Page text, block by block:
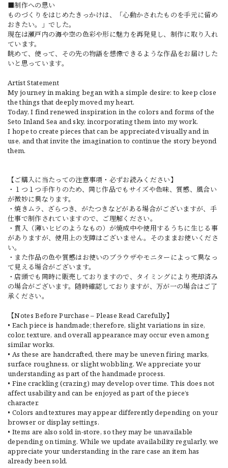
■制作への思い
ものづくりをはじめたきっかけは、「心動かされたものを手元に留め
おきたい。」でした。
現在は瀬戸内の海や空の色彩や形に魅力を再発見し、制作に取り入れ
ています。
眺めて、使って、その先の物語を想像できるような作品をお届けした
いと思っています。
Artist Statement
My journey in making began with a simple desire: to keep close
the things that deeply moved my heart.
Today, I find renewed inspiration in the colors and forms of the
Seto Inland Sea and sky, incorporating them into my work.
I hope to create pieces that can be appreciated visually and in
use, and that invite the imagination to continue the story beyond
them.
【ご購入に当たっての注意事項・必ずお読みください】
・１つ１つ手作りのため、同じ作品でもサイズや色味、質感、風合い
が微妙に異なります。
・焼きムラ、ざらつき、がたつきなどがある場合がございますが、手
仕事で制作されていますので、ご理解ください。
・貫入（薄いヒビのようなもの）が焼成中や使用するうちに生じる事
がありますが、使用上の支障はございません。そのままお使いくださ
い。
・また作品の色や質感はお使いのブラウザやモニターによって異なっ
て見える場合がございます。
・店頭でも同時に販売しておりますので、タイミングにより売却済み
の場合がございます。随時確認しておりますが、万が一の場合はご了
承ください。
【Notes Before Purchase – Please Read Carefully】
• Each piece is handmade; therefore, slight variations in size,
color, texture, and overall appearance may occur even among
similar works.
• As these are handcrafted, there may be uneven firing marks,
surface roughness, or slight wobbling. We appreciate your
understanding as part of the handmade process.
• Fine crackling (crazing) may develop over time. This does not
affect usability and can be enjoyed as part of the piece’s
character.
• Colors and textures may appear differently depending on your
browser or display settings.
• Items are also sold in-store, so they may be unavailable
depending on timing. While we update availability regularly, we
appreciate your understanding in the rare case an item has
already been sold.